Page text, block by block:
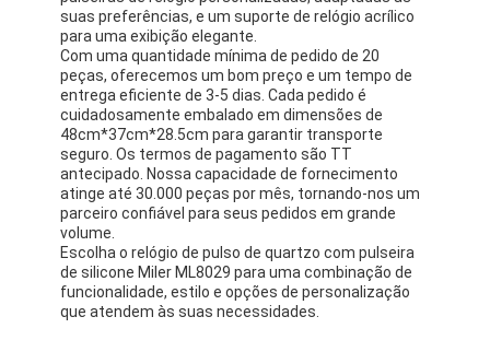
suas preferências, e um suporte de relógio acrílico
para uma exibição elegante.
Com uma quantidade mínima de pedido de 20
peças, oferecemos um bom preço e um tempo de
entrega eficiente de 3-5 dias. Cada pedido é
cuidadosamente embalado em dimensões de
48cm*37cm*28.5cm para garantir transporte
seguro. Os termos de pagamento são TT
antecipado. Nossa capacidade de fornecimento
atinge até 30.000 peças por mês, tornando-nos um
parceiro confiável para seus pedidos em grande
volume.
Escolha o relógio de pulso de quartzo com pulseira
de silicone Miler ML8029 para uma combinação de
funcionalidade, estilo e opções de personalização
que atendem às suas necessidades.